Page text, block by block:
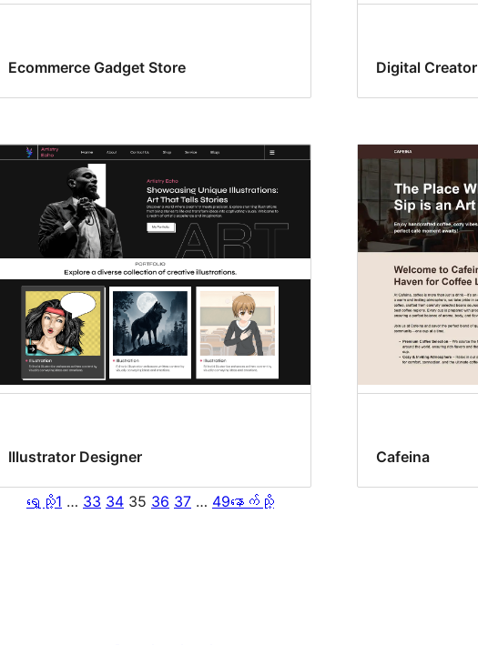
Ecommerce Gadget Store Digital Creator
Illustrator Designer Cafeina
ရှေ့သို့1 … 33 34 35 36 37 … 49နောက်သို့